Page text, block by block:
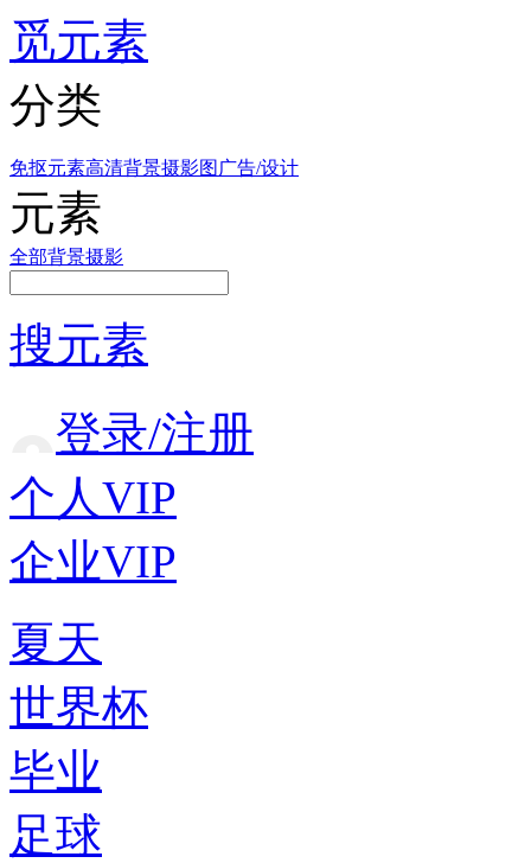
觅元素
分类
免抠元素高清背景摄影图 广告/设计
元素
全部背景摄影
搜元素
登录/注册
个人VIP
企业VIP
夏天
世界杯
毕业
足球